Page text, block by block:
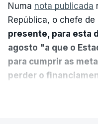
Numa nota publicada
República, o chefe
presente, para esta
agosto "a que o
para cumprir as
perder o